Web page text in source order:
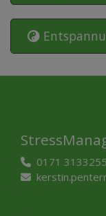
0171 3133255